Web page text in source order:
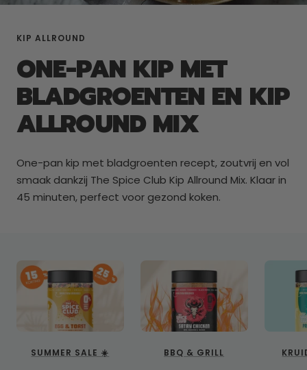
KIP ALLROUND
ONE-PAN KIP MET
BLADGROENTEN EN KIP
ALLROUND MIX
One-pan kip met bladgroenten recept, zoutvrij en vol
smaak dankzij The Spice Club Kip Allround Mix. Klaar in
45 minuten, perfect voor gezond koken.
SUMMER SALE ☀️ BBQ & GRILL